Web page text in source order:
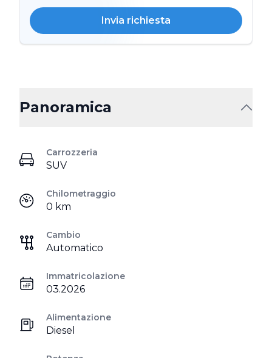
Invia richiesta
Panoramica
Carrozzeria
SUV
Chilometraggio
0 km
Cambio
Automatico
Immatricolazione
03.2026
Alimentazione
Diesel